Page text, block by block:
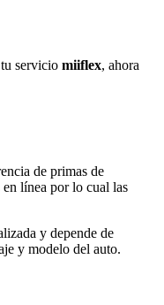
servicio miiflex, ahora
de primas de
línea por lo cual las
y depende de
y modelo del auto.